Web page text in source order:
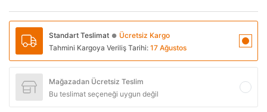
Standart Teslimat ● Ücretsiz Kargo
Tahmini Kargoya Veriliş Tarihi: 17 Ağustos
Mağazadan Ücretsiz Teslim
Bu teslimat seçeneği uygun değil